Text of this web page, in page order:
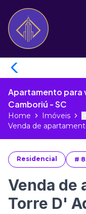
Apartamento para
Camboriú - SC
Home Imóveis
Venda de
Residencial #
Venda de
Torre D'